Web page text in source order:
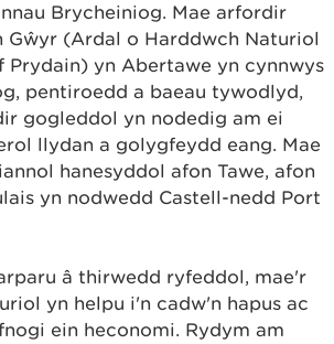
Brycheiniog. Mae arfordir
Gŵyr (Ardal o Harddwch Naturiol
Prydain) yn Abertawe yn cynnwys
pentiroedd a baeau tywodlyd,
gogleddol yn nodedig am ei
llydan a golygfeydd eang. Mae
hanesyddol afon Tawe, afon
yn nodwedd Castell-nedd Port
â thirwedd ryfeddol, mae'r
yn helpu i'n cadw'n hapus ac
ein heconomi. Rydym am